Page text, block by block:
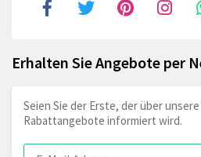
Erhalten Sie Angebote per
Seien Sie der Erste, der über
Rabattangebote informiert wird.